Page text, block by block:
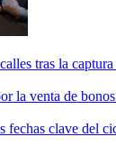
tras la
la venta de
fechas clave del